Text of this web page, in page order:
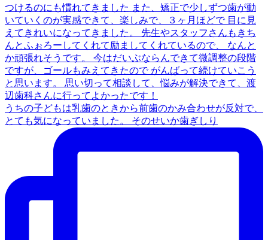
うちの子どもは乳歯のときから前歯のかみ合わせが反対で、
とても気になっていました。 そのせいか歯ぎしり